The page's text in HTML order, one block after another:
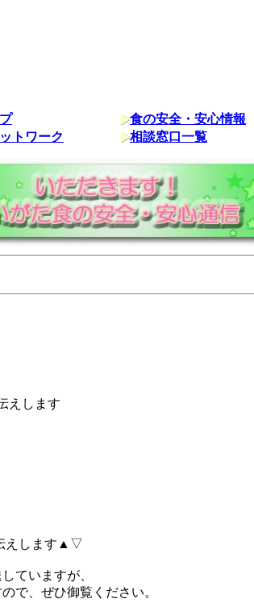
食の安全・安心情報
トワーク 相談窓口一覧
えします
えします▲▽
ていますが、
で、ぜひ御覧ください。